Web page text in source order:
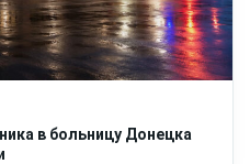
в больницу Донецка